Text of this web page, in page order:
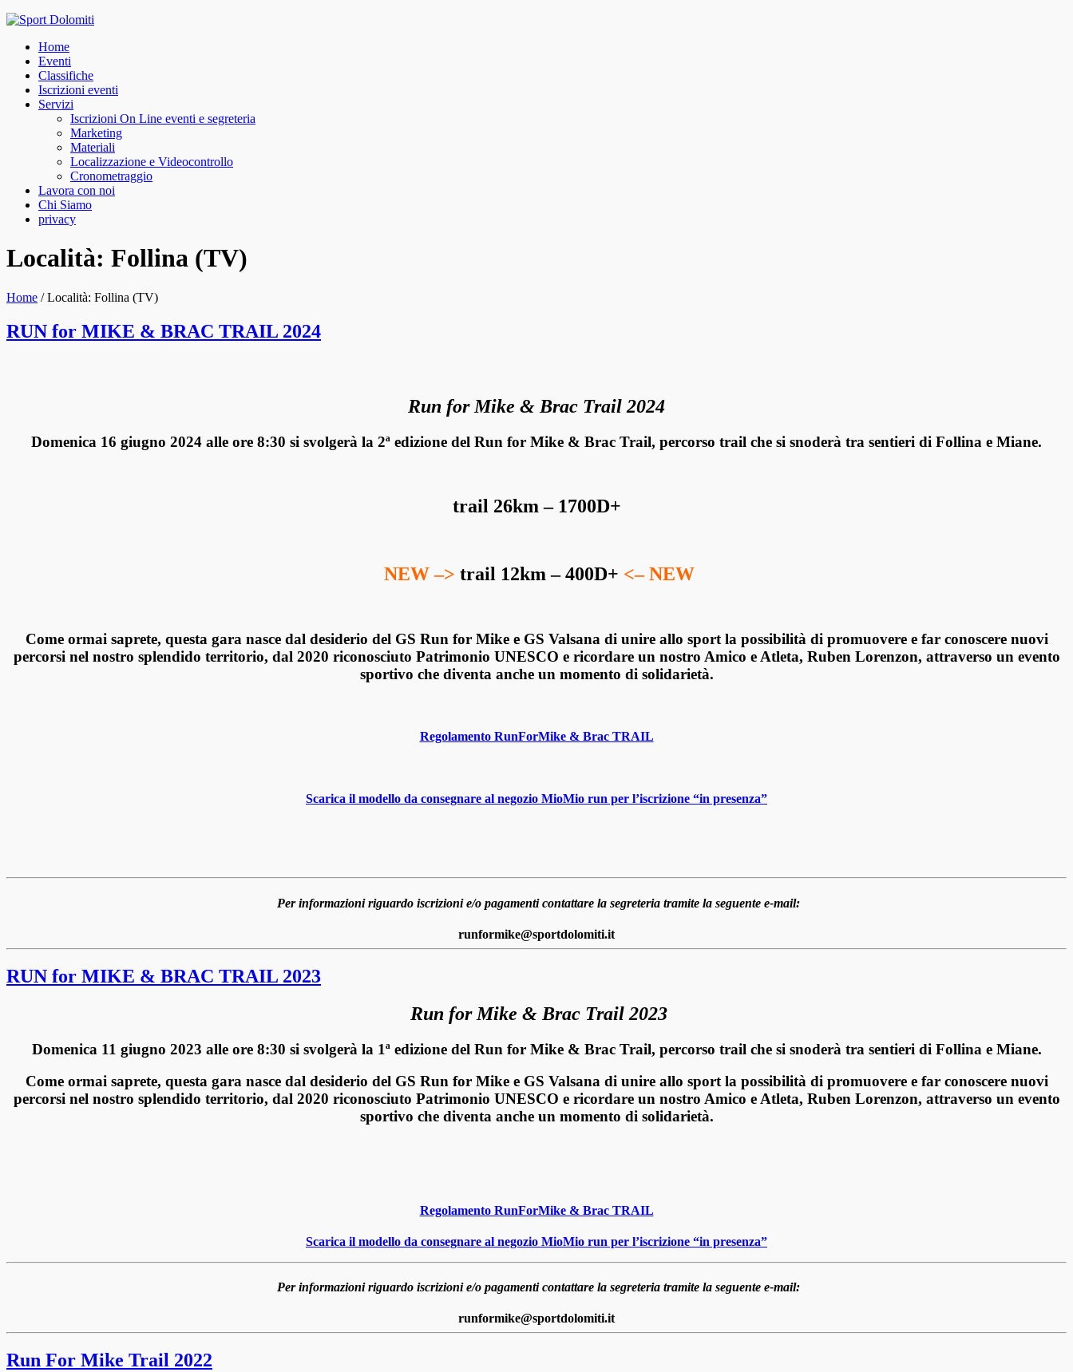
Skip
contentHome
Eventi
Classifiche
Iscrizioni eventi
Servizi
Iscrizioni On Line eventi e segreteria
Marketing
Materiali
Localizzazione e Videocontrollo
Cronometraggio
Lavora con noi
Chi Siamo
privacy
Località: Follina (TV)
Home /Località: Follina (TV)
RUN for MIKE & BRAC TRAIL 2024
Run for Mike & Brac Trail 2024
Domenica 16 giugno 2024 alle ore 8:30 si svolgerà la 2ª edizione del Run for Mike & Brac Trail, percorso trail che si snoderà tra sentieri di Follina e Miane.
trail 26km – 1700D+
NEW –> trail 12km – 400D+ <– NEW
Come ormai saprete, questa gara nasce dal desiderio del GS Run for Mike e GS Valsana di unire allo sport la possibilità di promuovere e far conoscere nuovi
percorsi nel nostro splendido territorio, dal 2020 riconosciuto Patrimonio UNESCO e ricordare un nostro Amico e Atleta, Ruben Lorenzon, attraverso un evento
sportivo che diventa anche un momento di solidarietà.
Regolamento RunForMike & Brac TRAIL
Scarica il modello da consegnare al negozio MioMio run per l’iscrizione “in presenza”
Per informazioni riguardo iscrizioni e/o pagamenti contattare la segreteria tramite la seguente e-mail:
runformike@sportdolomiti.it
RUN for MIKE & BRAC TRAIL 2023
Run for Mike & Brac Trail 2023
Domenica 11 giugno 2023 alle ore 8:30 si svolgerà la 1ª edizione del Run for Mike & Brac Trail, percorso trail che si snoderà tra sentieri di Follina e Miane.
Come ormai saprete, questa gara nasce dal desiderio del GS Run for Mike e GS Valsana di unire allo sport la possibilità di promuovere e far conoscere nuovi
percorsi nel nostro splendido territorio, dal 2020 riconosciuto Patrimonio UNESCO e ricordare un nostro Amico e Atleta, Ruben Lorenzon, attraverso un evento
sportivo che diventa anche un momento di solidarietà.
Regolamento RunForMike & Brac TRAIL
Scarica il modello da consegnare al negozio MioMio run per l’iscrizione “in presenza”
Per informazioni riguardo iscrizioni e/o pagamenti contattare la segreteria tramite la seguente e-mail:
runformike@sportdolomiti.it
Run For Mike Trail 2022